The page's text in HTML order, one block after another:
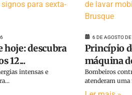
hoje: descubra
12...
intensas e
6 DE AGOSTO
Princípio
máquina
Bombeiros
atenderam uma